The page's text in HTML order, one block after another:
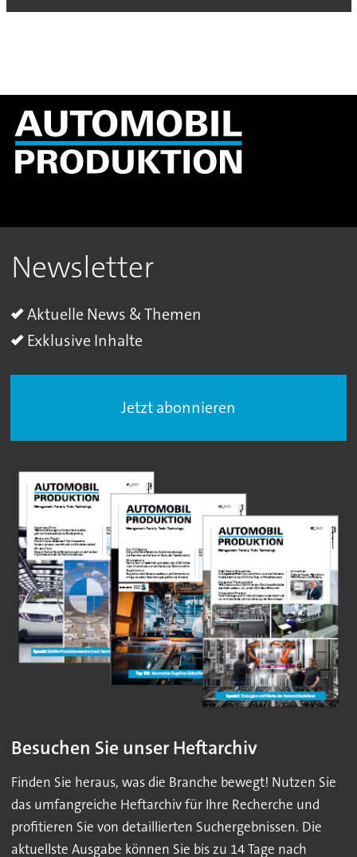
Newsletter
Aktuelle News & Themen
Exklusive Inhalte
Jetzt abonnieren
Besuchen Sie unser Heftarchiv
Finden Sie heraus, was die Branche bewegt! Nutzen Sie
das umfangreiche Heftarchiv für Ihre Recherche und
profitieren Sie von detaillierten Suchergebnissen. Die
aktuellste Ausgabe können Sie bis zu 14 Tage nach